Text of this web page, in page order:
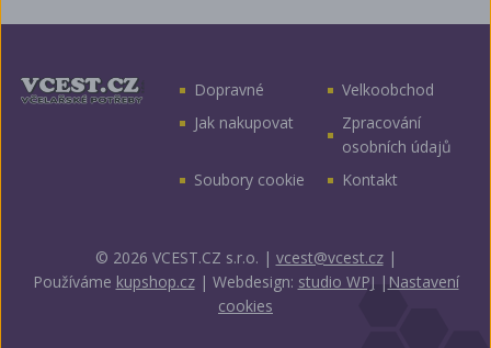
Dopravné
Velkoobchod
Jak nakupovat
Zpracování
osobních údajů
Soubory cookie
Kontakt
© 2026 VCEST.CZ s.r.o. | vcest@vcest.cz|
Používáme kupshop.cz| Webdesign: studio WPJ | Nastavení
cookies